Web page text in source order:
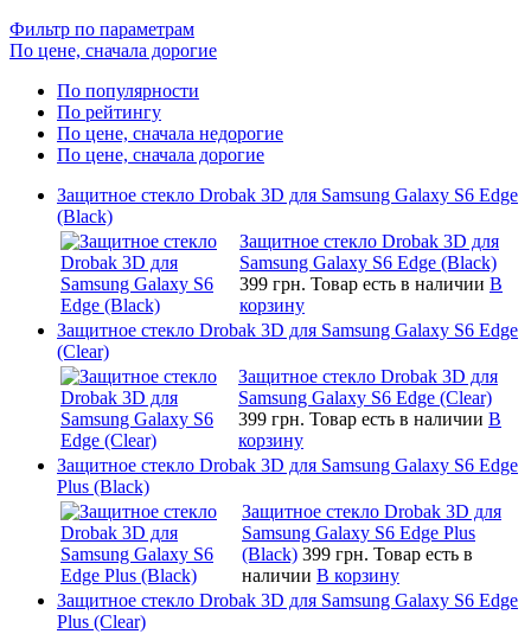
Фильтр по параметрам
По цене, сначала дорогие
По популярности
По рейтингу
По цене, сначала недорогие
По цене, сначала дорогие
Защитное стекло Drobak 3D для Samsung Galaxy S6 Edge
(Black)
Защитное стекло Drobak 3D для
Samsung Galaxy S6 Edge (Black)
399 грн. Товар есть в наличии В
корзину
Защитное стекло Drobak 3D для Samsung Galaxy S6 Edge
(Clear)
Защитное стекло Drobak 3D для
Samsung Galaxy S6 Edge (Clear)
399 грн. Товар есть в наличии В
корзину
Защитное стекло Drobak 3D для Samsung Galaxy S6 Edge
Plus (Black)
Защитное стекло Drobak 3D для
Samsung Galaxy S6 Edge Plus
(Black) 399 грн. Товар есть в
наличии В корзину
Защитное стекло Drobak 3D для Samsung Galaxy S6 Edge
Plus (Clear)